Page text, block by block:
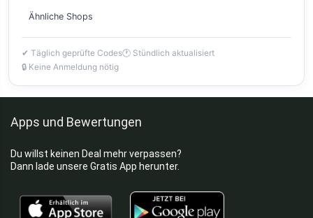
Ähnliche Shops
✔ Täglich geprüfte Codes🕐 Stündlich aktualisiert
🔒 Keine Anmeldung nötig
Apps und Bewertungen
Du willst keinen Deal mehr verpassen?
Dann lade unsere Gratis App herunter.